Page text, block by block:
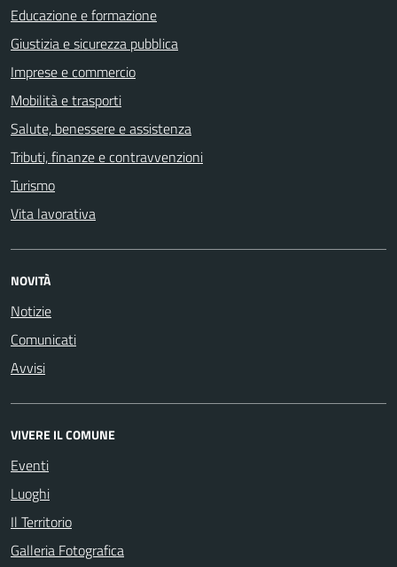
Educazione e formazione
Giustizia e sicurezza pubblica
Imprese e commercio
Mobilità e trasporti
Salute, benessere e assistenza
Tributi, finanze e contravvenzioni
Turismo
Vita lavorativa
NOVITÀ
Notizie
Comunicati
Avvisi
VIVERE IL COMUNE
Eventi
Luoghi
Il Territorio
Galleria Fotografica